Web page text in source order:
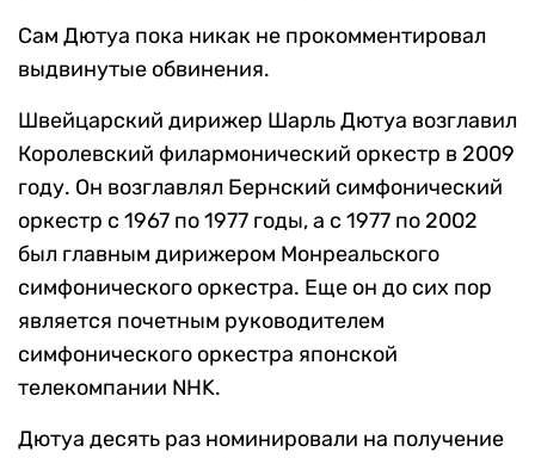
Сам Дютуа пока никак не прокомментировал
выдвинутые обвинения.
Швейцарский дирижер Шарль Дютуа возглавил
Королевский филармонический оркестр в 2009
году. Он возглавлял Бернский симфонический
оркестр с 1967 по 1977 годы, а с 1977 по 2002
был главным дирижером Монреальского
симфонического оркестра. Еще он до сих пор
является почетным руководителем
симфонического оркестра японской
телекомпании NHK.
Дютуа десять раз номинировали на получение